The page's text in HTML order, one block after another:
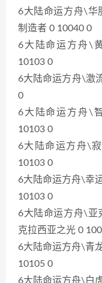
6大陆命运方舟\华
制造者 0 10040 0
6大陆命运方舟\
10103 0
6大陆命运方舟\激
0
6大陆命运方舟\
10103 0
6大陆命运方舟\
10103 0
6大陆命运方舟\幸
10103 0
6大陆命运方舟\亚
克拉西亚之光 0
6大陆命运方舟\青
10105 0
6大陆命运方舟\白